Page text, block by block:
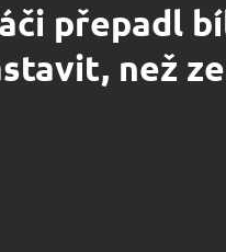
přepadl
než